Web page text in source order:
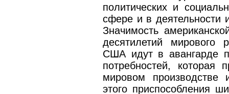
политических и
сфере и в деятельности
Значимость
десятилетий мирового
США идут в авангарде
потребностей,
мировом производстве
этого приспособления